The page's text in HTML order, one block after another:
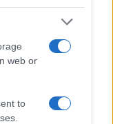
web or
to